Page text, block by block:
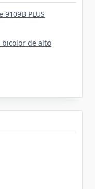
PLUS
bicolor de alto